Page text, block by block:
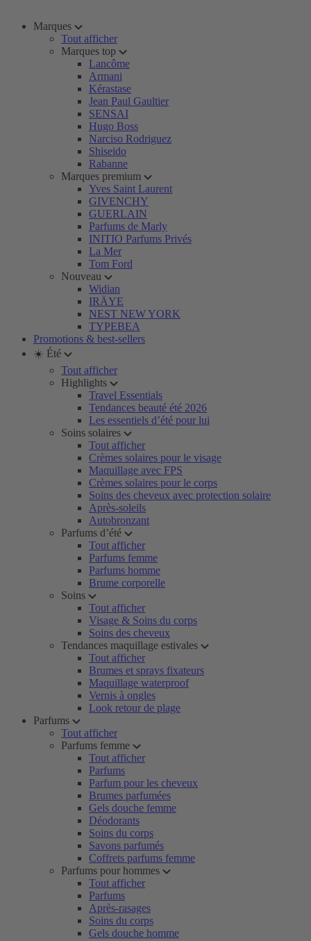
Marques
Tout afficher
Marques top
Lancôme
Armani
Kérastase
Jean Paul Gaultier
SENSAI
Hugo Boss
Narciso Rodriguez
Shiseido
Rabanne
Marques premium
Yves Saint Laurent
GIVENCHY
GUERLAIN
Parfums de Marly
INITIO Parfums Privés
La Mer
Tom Ford
Nouveau
Widian
IRÄYE
NEST NEW YORK
TYPEBEA
Promotions & best-sellers
☀️ Été
Tout afficher
Highlights
Travel Essentials
Tendances beauté été 2026
Les essentiels d’été pour lui
Soins solaires
Tout afficher
Crèmes solaires pour le visage
Maquillage avec FPS
Crèmes solaires pour le corps
Soins des cheveux avec protection solaire
Après-soleils
Autobronzant
Parfums d’été
Tout afficher
Parfums femme
Parfums homme
Brume corporelle
Soins
Tout afficher
Visage & Soins du corps
Soins des cheveux
Tendances maquillage estivales
Tout afficher
Brumes et sprays fixateurs
Maquillage waterproof
Vernis à ongles
Look retour de plage
Parfums
Tout afficher
Parfums femme
Tout afficher
Parfums
Parfum pour les cheveux
Brumes parfumées
Gels douche femme
Déodorants
Soins du corps
Savons parfumés
Coffrets parfums femme
Parfums pour hommes
Tout afficher
Parfums
Après-rasages
Soins du corps
Gels douche homme